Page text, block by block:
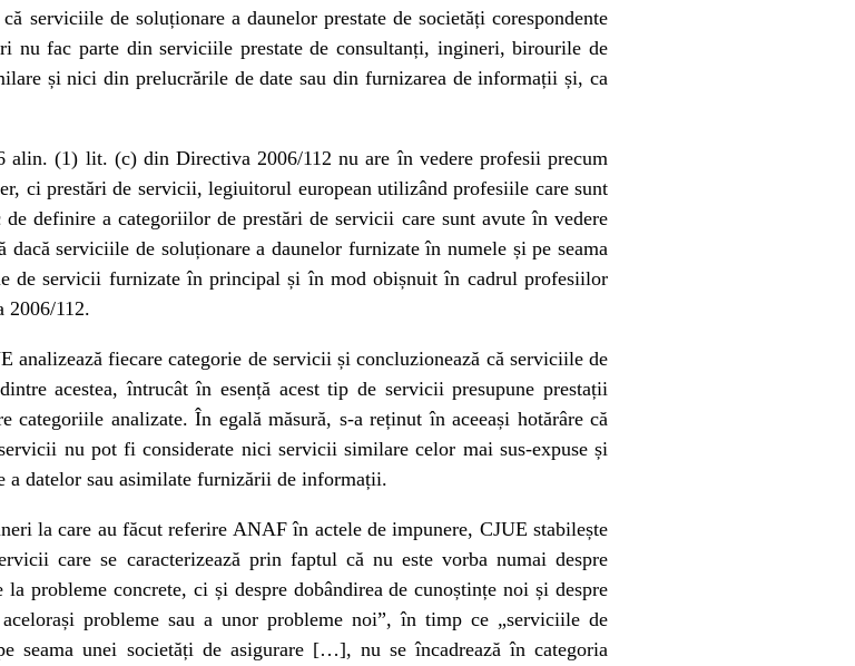
serviciile de soluționare a daunelor prestate de societăți corespondente
nu fac parte din serviciile prestate de consultanți, ingineri, birourile de
și nici din prelucrările de date sau din furnizarea de informații și, ca
alin. (1) lit. (c) din Directiva 2006/112 nu are în vedere profesii precum
ci prestări de servicii, legiuitorul european utilizând profesiile care sunt
definire a categoriilor de prestări de servicii care sunt avute în vedere
dacă serviciile de soluționare a daunelor furnizate în numele și pe seama
de servicii furnizate în principal și în mod obișnuit în cadrul profesiilor
2006/112.
analizează fiecare categorie de servicii și concluzionează că serviciile de
acestea, întrucât în esență acest tip de servicii presupune prestații
analizate. În egală măsură, s-a reținut în aceeași hotărâre că
nu pot fi considerate nici servicii similare celor mai sus-expuse și
datelor sau asimilate furnizării de informații.
la care au făcut referire ANAF în actele de impunere, CJUE stabilește
care se caracterizează prin faptul că nu este vorba numai despre
probleme concrete, ci și despre dobândirea de cunoștințe noi și despre
probleme sau a unor probleme noi”, în timp ce „serviciile de
seama unei societăți de asigurare […], nu se încadrează în categoria